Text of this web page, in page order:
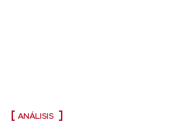
ANÁLISIS